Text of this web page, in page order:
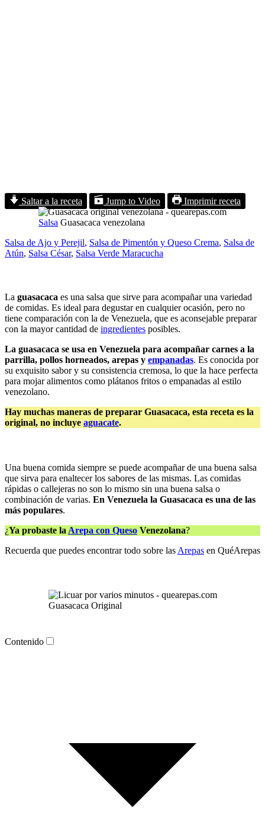
Saltar a la receta Jump to Video Imprimir receta
Salsa Guasacaca venezolana
Salsa de Ajo y Perejil, Salsa de Pimentón y Queso Crema, Salsa de
Atún, Salsa César, Salsa Verde Maracucha
La guasacaca es una salsa que sirve para acompañar una variedad
de comidas. Es ideal para degustar en cualquier ocasión, pero no
tiene comparación con la de Venezuela, que es aconsejable preparar
con la mayor cantidad de ingredientes posibles.
La guasacaca se usa en Venezuela para acompañar carnes a la
parrilla, pollos horneados, arepas y empanadas. Es conocida por
su exquisito sabor y su consistencia cremosa, lo que la hace perfecta
para mojar alimentos como plátanos fritos o empanadas al estilo
venezolano.
Hay muchas maneras de preparar Guasacaca, esta receta es la
original, no incluye aguacate.
Una buena comida siempre se puede acompañar de una buena salsa
que sirva para enaltecer los sabores de las mismas. Las comidas
rápidas o callejeras no son lo mismo sin una buena salsa o
combinación de varias. En Venezuela la Guasacaca es una de las
más populares.
¿Ya probaste la Arepa con Queso Venezolana?
Recuerda que puedes encontrar todo sobre las Arepas en QuéArepas
Guasacaca Original
Contenido